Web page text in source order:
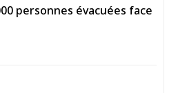
personnes évacuées face